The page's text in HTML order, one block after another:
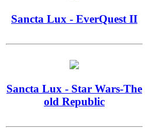
Sancta Lux - EverQuest II
Sancta Lux - Star Wars-The
old Republic